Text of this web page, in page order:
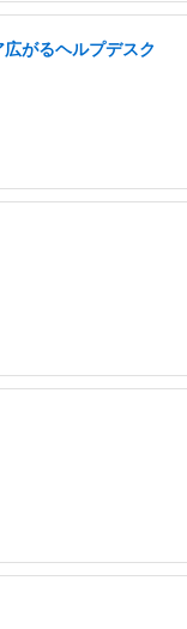
がるヘルプデスク